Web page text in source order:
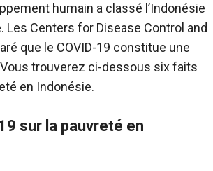
humain a classé l’Indonésie
Centers for Disease Control and
que le COVID-19 constitue une
trouverez ci-dessous six faits
en Indonésie.
sur la pauvreté en